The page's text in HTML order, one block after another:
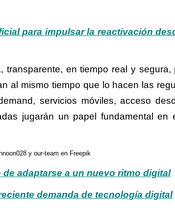
para impulsar la reactivación
en tiempo real y segura,
al mismo tiempo que lo hacen las
servicios móviles, acceso
jugarán un papel fundamental en
y our-team en Freepik
adaptarse a un nuevo ritmo digital
demanda de tecnología digital